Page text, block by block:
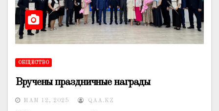
ОБЩЕСТВО
Вручены праздничные награды
МАМ 12, 2025 QAA.KZ